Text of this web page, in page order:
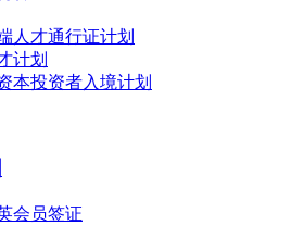
人才通行证计划
计划
本投资者入境计划
会员签证